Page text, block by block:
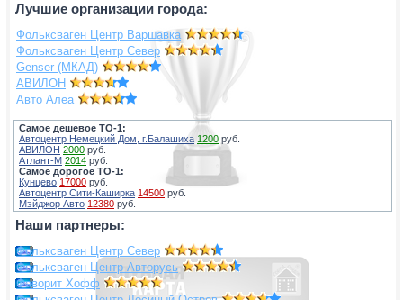
Лучшие организации города:
Фольксваген Центр Варшавка
Фольксваген Центр Север
Genser (МКАД)
АВИЛОН
Авто Алеа
Самое дешевое ТО-1:
Автоцентр Немецкий Дом, г.Балашиха 1200 руб.
АВИЛОН 2000 руб.
Атлант-М 2014 руб.
Самое дорогое ТО-1:
Кунцево 17000 руб.
Автоцентр Сити-Каширка 14500 руб.
Мэйджор Авто 12380 руб.
Наши партнеры:
Фольксваген Центр Север
Фольксваген Центр Авторусь
Фаворит Хофф